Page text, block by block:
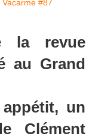
la revue
au Grand
un
Clément